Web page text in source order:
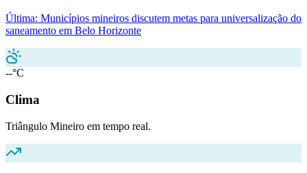
Última: Municípios mineiros discutem metas para universalização do
saneamento em Belo Horizonte
--°C
Clima
Triângulo Mineiro em tempo real.